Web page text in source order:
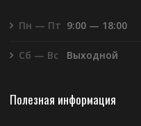
Пн — Пт 9:00 — 18:00
Сб — Вс Выходной
Полезная информация